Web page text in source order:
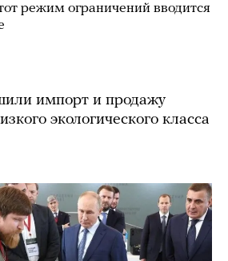
режим ограничений вводится
импорт и продажу
экологического класса